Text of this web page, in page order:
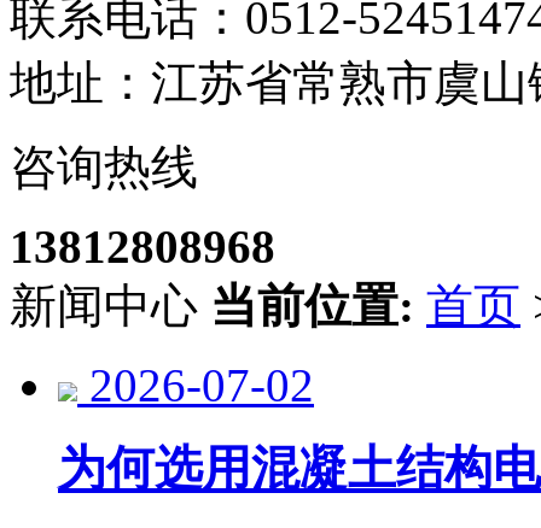
联系电话：0512-
地址：江苏省常熟市虞
咨询热线
13812808968
新闻中心 当前位置: 首页
2026-07-02
为何选用混凝土结构